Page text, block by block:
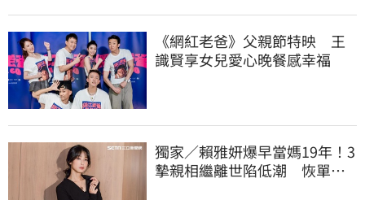
《網紅老爸》父親節特映 王
識賢享女兒愛心晚餐感幸福
獨家／賴雅妍爆早當媽19年！3
摯親相繼離世陷低潮 恢單低